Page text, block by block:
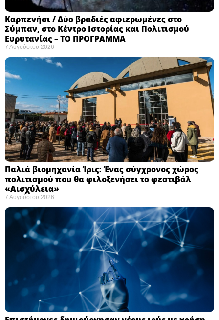
Καρπενήσι / Δύο βραδιές αφιερωμένες στο
Σύμπαν, στο Κέντρο Ιστορίας και Πολιτισμού
Ευρυτανίας – ΤΟ ΠΡΟΓΡΑΜΜΑ
7 Αυγούστου 2026
Παλιά βιομηχανία Ίρις: Ένας σύγχρονος χώρος
πολιτισμού που θα φιλοξενήσει το φεστιβάλ
«Αισχύλεια» ​
7 Αυγούστου 2026